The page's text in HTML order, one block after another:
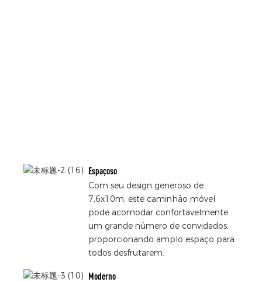
Espaçoso
Com seu design generoso de
7,6x10m, este caminhão móvel
pode acomodar confortavelmente
um grande número de convidados,
proporcionando amplo espaço para
todos desfrutarem.
Moderno